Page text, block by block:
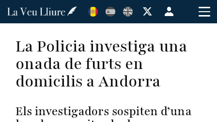
Vés
Menú
de
de
La Policia investiga una
onada de furts en
domicilis a Andorra
Els investigadors sospiten d’una